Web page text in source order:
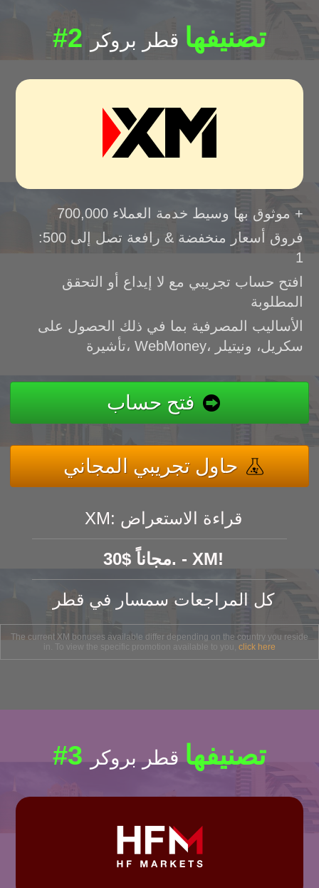
#2 تصنيفها قطر بروكر
موثوق بها وسيط خدمة العملاء 700,000 +
فروق أسعار منخفضة & رافعة تصل إلى 500:
1
افتح حساب تجريبي مع لا إيداع أو التحقق
المطلوبة
الأساليب المصرفية بما في ذلك الحصول على
تأشيرة، WebMoney، سكريل، ونيتيلر
فتح حساب
حاول تجريبي المجاني
XM: قراءة الاستعراض
30$ مجاناً. - XM!
كل المراجعات سمسار في قطر
The current XM bonuses available differ depending on the country you reside
in. To view the specific promotion available to you, click here
#3 تصنيفها قطر بروكر